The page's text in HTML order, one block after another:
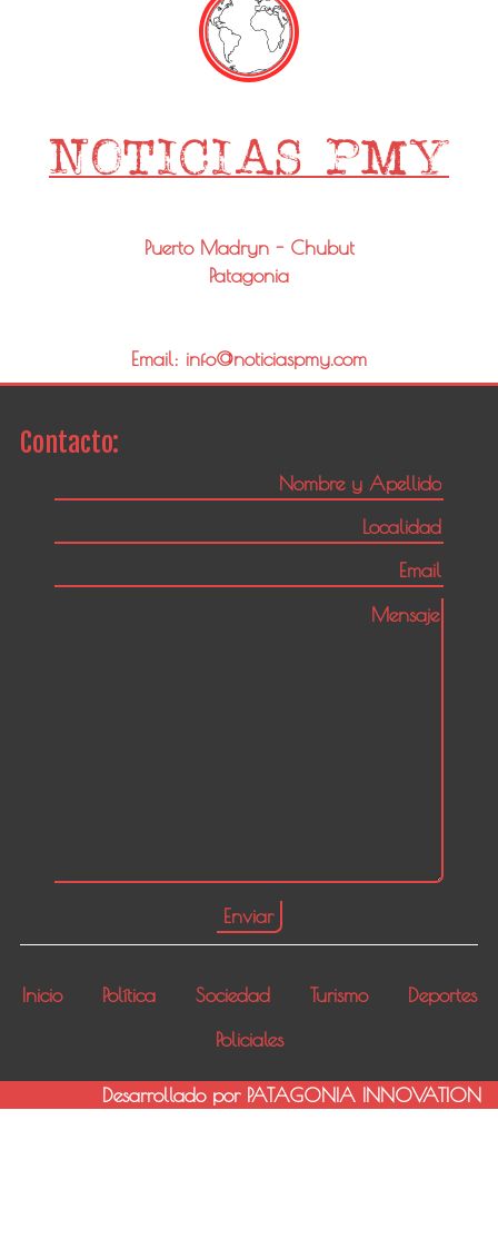
Puerto Madryn - Chubut
Patagonia
Email: info@noticiaspmy.com
Contacto:
Inicio Política Sociedad Turismo
Deportes
Policiales
Desarrollado por PATAGONIA INNOVATION